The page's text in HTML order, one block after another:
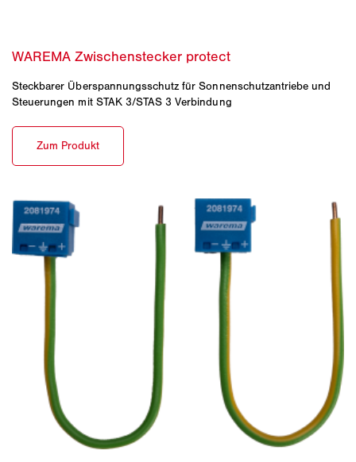
Steckbarer Überspannungsschutz für Sonnenschutzantriebe und
Steuerungen mit STAK 3/STAS 3 Verbindung